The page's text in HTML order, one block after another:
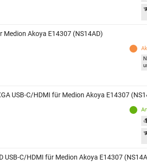
Medion Akoya E14307 (NS14AD)
USB-C/HDMI für Medion Akoya E14307
USB-C/HDMI für Medion Akoya E14307